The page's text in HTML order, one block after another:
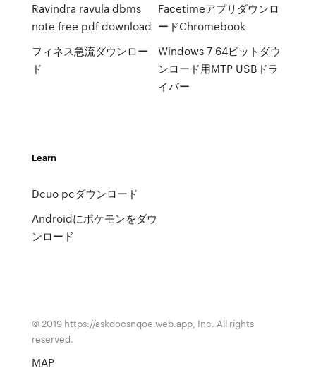
Ravindra ravula dbms
note free pdf download
フィネス急流ダウンロー
ド
Facetimeアプリダウンロ
ードChromebook
Windows 7 64ビットダウ
ンロード用MTP USBドラ
イバー
Learn
Dcuo pcダウンロード
Androidにポケモンをダウ
ンロード
© 2019 https://askdocsnqoe.web.app, Inc. All rights
reserved.
MAP